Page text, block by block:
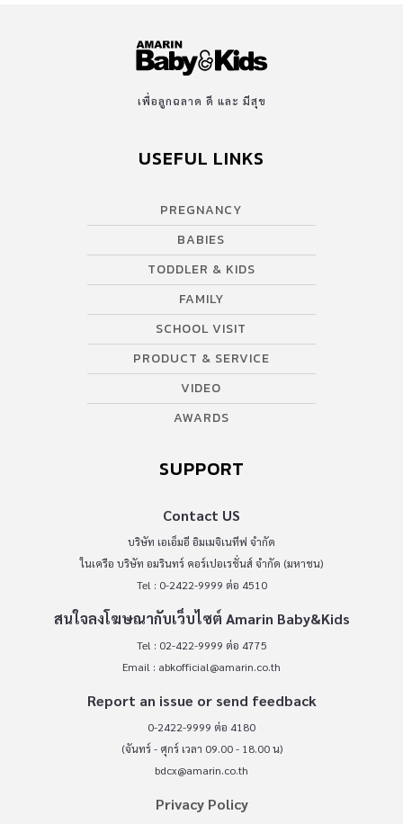
เพื่อลูกฉลาด ดี และ มีสุข
USEFUL LINKS
PREGNANCY
BABIES
TODDLER & KIDS
FAMILY
SCHOOL VISIT
PRODUCT & SERVICE
VIDEO
AWARDS
SUPPORT
Contact US
บริษัท เอเอ็มอี อิมเมจิเนทีฟ จำกัด
ในเครือ บริษัท อมรินทร์ คอร์เปอเรชั่นส์ จำกัด (มหาชน)
Tel : 0-2422-9999 ต่อ 4510
สนใจลงโฆษณากับเว็บไซต์ Amarin Baby&Kids
Tel : 02-422-9999 ต่อ 4775
Email : abkofficial@amarin.co.th
Report an issue or send feedback
0-2422-9999 ต่อ 4180
(จันทร์ - ศุกร์ เวลา 09.00 - 18.00 น)
bdcx@amarin.co.th
Privacy Policy